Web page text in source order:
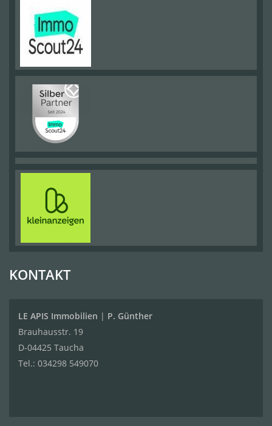
KONTAKT
LE APIS Immobilien | P. Günther
Brauhausstr. 19
D-04425 Taucha
Tel.: 034298 549070